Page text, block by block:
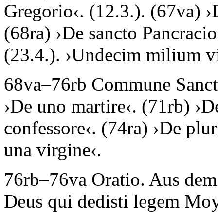
Gregorio‹. (12.3.). (67va) ›
(68ra) ›De sancto Pancracio
(23.4.). ›Undecim milium
68va–76rb Commune
›De uno martire‹. (71rb) ›
confessore‹. (74ra) ›De
una virgine‹.
76rb–76va Oratio. Aus
Deus qui dedisti legem